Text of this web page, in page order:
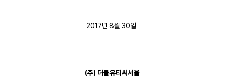
2017년 8월 30일
(주) 더블유티씨서울